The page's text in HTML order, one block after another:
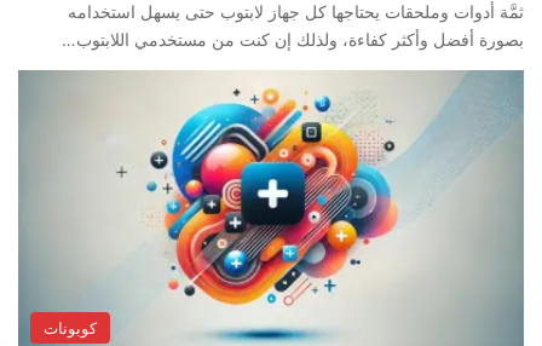
ثمَّة أدوات وملحقات يحتاجها كل جهاز لابتوب حتى يسهل استخدامه
بصورة أفضل وأكثر كفاءة، ولذلك إن كنت من مستخدمي اللابتوب…
كوبونات